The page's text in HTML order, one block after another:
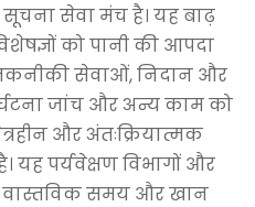
सेवा मंच है। यह बाढ़
को पानी की आपदा
सेवाओं, निदान और
जांच और अन्य काम को
और अंतःक्रियात्मक
पर्यवेक्षण विभागों और
वास्तविक समय और खान